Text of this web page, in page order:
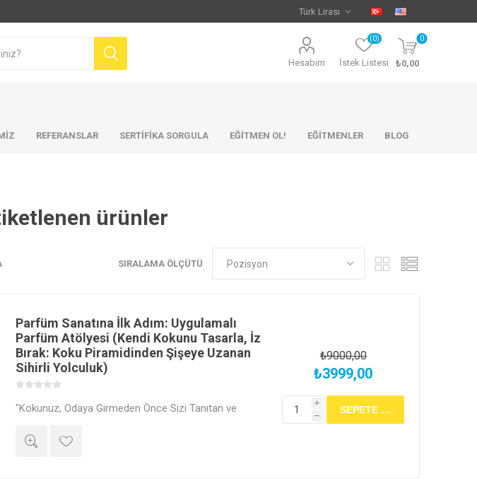
Hesabım İstek Listesi
(0) 0
₺0,00
REFERANSLAR SERTİFİKA SORGULA EĞİTMEN OL! EĞİTMENLER BLOG
ürünler
SIRALAMA ÖLÇÜTÜ
Parfüm Sanatına İlk Adım: Uygulamalı
Parfüm Atölyesi (Kendi Kokunu Tasarla, İz
Bırak: Koku Piramidinden Şişeye Uzanan
Sihirli Yolculuk)
"Kokunuz, Odaya Girmeden Önce Sizi Tanıtan ve
Parfümör Cabir Çobanoğlu eşliğinde, Lab Akademi
Maltepe laboratuvarlarında gerçekleşecek bu 5 saatlik
₺9000,00
₺3999,00
i
h